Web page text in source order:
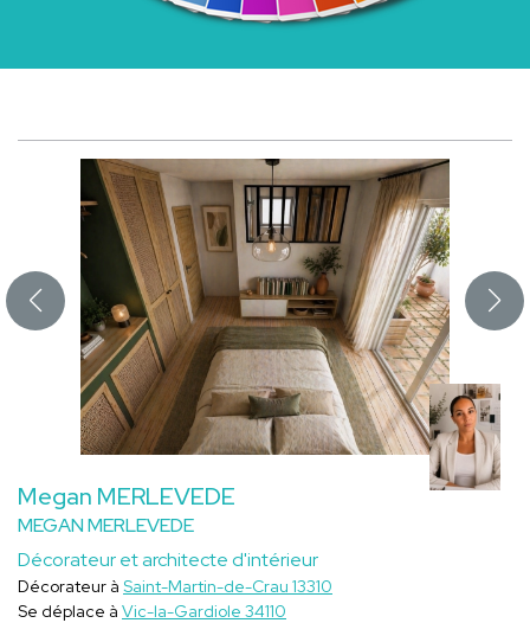
Megan MERLEVEDE
MEGAN MERLEVEDE
Décorateur et architecte d'intérieur
Décorateur à Saint-Martin-de-Crau 13310
Se déplace à Vic-la-Gardiole 34110